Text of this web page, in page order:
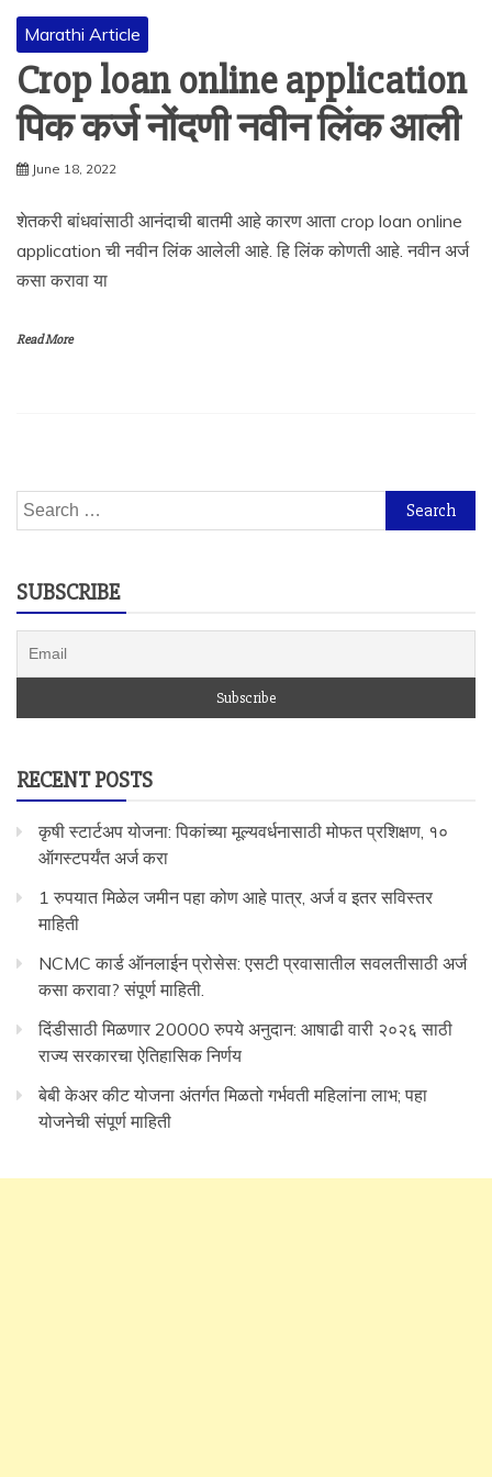
Marathi Article
Crop loan online application
पिक कर्ज नोंदणी नवीन लिंक आली
June 18, 2022
शेतकरी बांधवांसाठी आनंदाची बातमी आहे कारण आता crop loan online
application ची नवीन लिंक आलेली आहे. हि लिंक कोणती आहे. नवीन अर्ज
कसा करावा या
Read More
Search
for:
SUBSCRIBE
RECENT POSTS
कृषी स्टार्टअप योजना: पिकांच्या मूल्यवर्धनासाठी मोफत प्रशिक्षण, १०
ऑगस्टपर्यंत अर्ज करा
1 रुपयात मिळेल जमीन पहा कोण आहे पात्र, अर्ज व इतर सविस्तर
माहिती
NCMC कार्ड ऑनलाईन प्रोसेस: एसटी प्रवासातील सवलतीसाठी अर्ज
कसा करावा? संपूर्ण माहिती.
दिंडीसाठी मिळणार 20000 रुपये अनुदान: आषाढी वारी २०२६ साठी
राज्य सरकारचा ऐतिहासिक निर्णय
बेबी केअर कीट योजना अंतर्गत मिळतो गर्भवती महिलांना लाभ; पहा
योजनेची संपूर्ण माहिती